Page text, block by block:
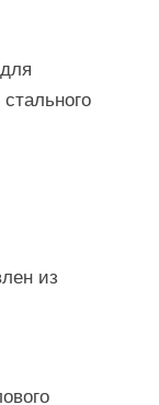
из